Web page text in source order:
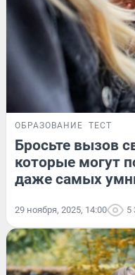
ОБРАЗОВАНИЕ ТЕСТ
Бросьте вызов
которые могут
даже самых
29 ноября, 2025, 14:00 5